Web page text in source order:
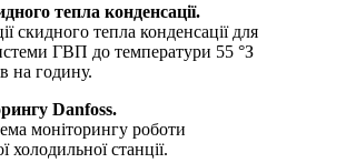
тепла конденсації.
скидного тепла конденсації для
ГВП до температури 55 °З
на годину.
Danfoss.
моніторингу роботи
холодильної станції.